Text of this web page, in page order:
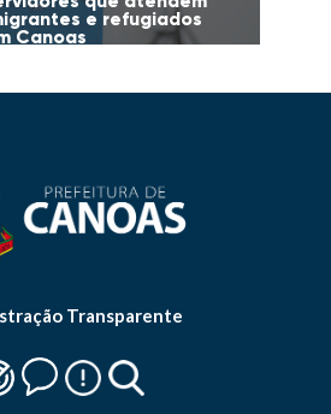
e refugiados
Canoas
Transparente